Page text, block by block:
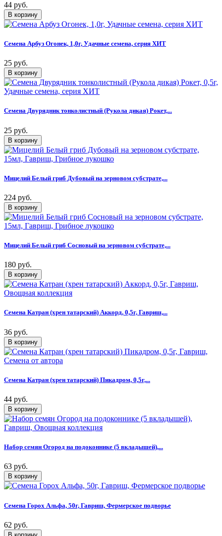
44 руб.
Семена Арбуз Огонек, 1,0г, Удачные семена, серия ХИТ
25 руб.
Семена Двурядник тонколистный (Рукола дикая) Рокет,...
25 руб.
Мицелий Белый гриб Дубовый на зерновом субстрате,...
224 руб.
Мицелий Белый гриб Сосновый на зерновом субстрате,...
180 руб.
Семена Катран (хрен татарский) Аккорд, 0,5г, Гавриш,...
36 руб.
Семена Катран (хрен татарский) Пикадром, 0,5г,...
44 руб.
Набор семян Огород на подоконнике (5 вкладышей),...
63 руб.
Семена Горох Альфа, 50г, Гавриш, Фермерское подворье
62 руб.